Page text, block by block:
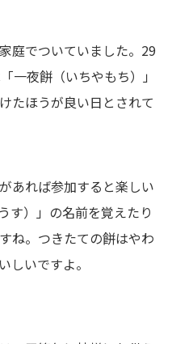
庭でついていました。29
一夜餅（いちやもち）」
たほうが良い日とされて
あれば参加すると楽しい
す）」の名前を覚えたり
ね。つきたての餅はやわ
しいですよ。